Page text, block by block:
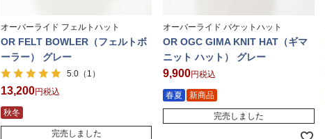
オーバーライド フェルトハット
OR FELT BOWLER（フェルトボ
ーラー） グレー
5.0 （1）
13,200 税込
秋冬
完売しました
オーバーライド バケットハット
OR OGC GIMA KNIT HAT（ギマ
ニット ハット） グレー
9,900 税込
春夏 新商品
完売しました